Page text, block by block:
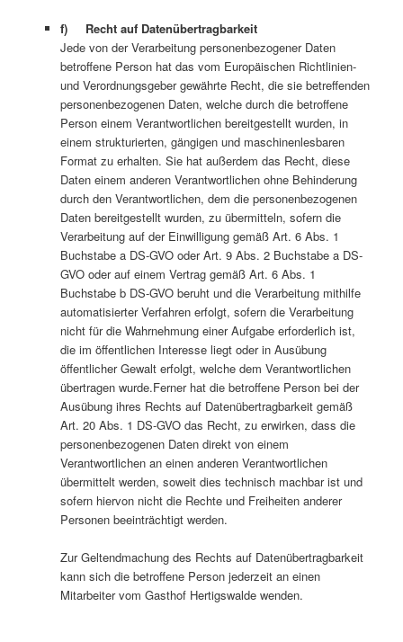
f) Recht auf Datenübertragbarkeit
Jede von der Verarbeitung personenbezogener Daten
betroffene Person hat das vom Europäischen Richtlinien-
und Verordnungsgeber gewährte Recht, die sie betreffenden
personenbezogenen Daten, welche durch die betroffene
Person einem Verantwortlichen bereitgestellt wurden, in
einem strukturierten, gängigen und maschinenlesbaren
Format zu erhalten. Sie hat außerdem das Recht, diese
Daten einem anderen Verantwortlichen ohne Behinderung
durch den Verantwortlichen, dem die personenbezogenen
Daten bereitgestellt wurden, zu übermitteln, sofern die
Verarbeitung auf der Einwilligung gemäß Art. 6 Abs. 1
Buchstabe a DS-GVO oder Art. 9 Abs. 2 Buchstabe a DS-
GVO oder auf einem Vertrag gemäß Art. 6 Abs. 1
Buchstabe b DS-GVO beruht und die Verarbeitung mithilfe
automatisierter Verfahren erfolgt, sofern die Verarbeitung
nicht für die Wahrnehmung einer Aufgabe erforderlich ist,
die im öffentlichen Interesse liegt oder in Ausübung
öffentlicher Gewalt erfolgt, welche dem Verantwortlichen
übertragen wurde.Ferner hat die betroffene Person bei der
Ausübung ihres Rechts auf Datenübertragbarkeit gemäß
Art. 20 Abs. 1 DS-GVO das Recht, zu erwirken, dass die
personenbezogenen Daten direkt von einem
Verantwortlichen an einen anderen Verantwortlichen
übermittelt werden, soweit dies technisch machbar ist und
sofern hiervon nicht die Rechte und Freiheiten anderer
Personen beeinträchtigt werden.
Zur Geltendmachung des Rechts auf Datenübertragbarkeit
kann sich die betroffene Person jederzeit an einen
Mitarbeiter vom Gasthof Hertigswalde wenden.